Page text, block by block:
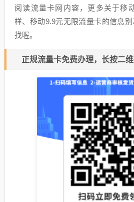
阅读流量卡网内容，更多关于移
样、移动9.9元无限流量卡的信息
找喔。
正规流量卡免费办理，长按二